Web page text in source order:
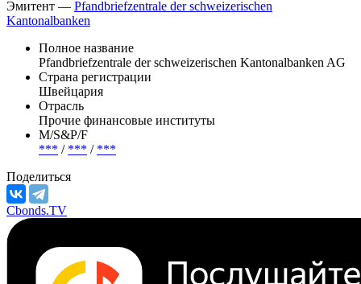
Эмитент — Pfandbriefzentrale der schweizerischen
Kantonalbanken
Полное название
Pfandbriefzentrale der schweizerischen Kantonalbanken AG
Страна регистрации
Швейцария
Отрасль
Прочие финансовые институты
М/S&P/F
*** / *** / ***
Поделиться
Cbonds.TV